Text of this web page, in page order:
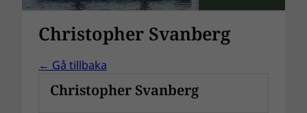
Christopher Svanberg
← Gå tillbaka
Christopher Svanberg